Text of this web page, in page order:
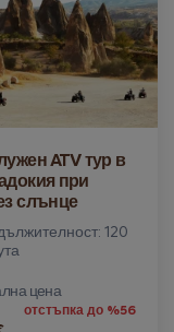
ATV тур в
при
слънце
120
цена
отстъпка до %56